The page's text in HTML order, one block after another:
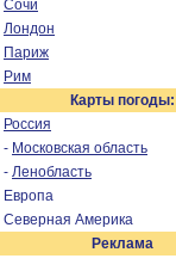
Сочи
Лондон
Париж
Рим
Карты погоды:
Россия
- Московская область
- Ленобласть
Европа
Северная Америка
Реклама